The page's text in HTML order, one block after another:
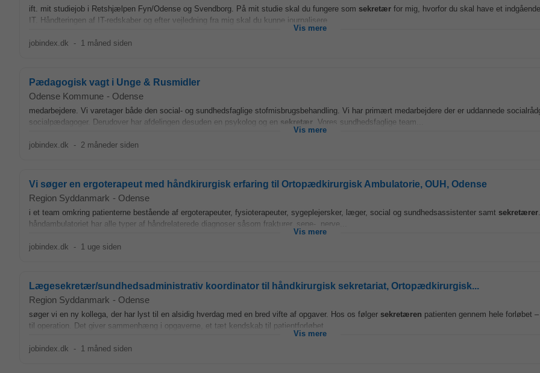
ift. mit studiejob i Retshjælpen Fyn/Odense og Svendborg. På mit studie skal du fungere som sekretær for mig, hvorfor du skal have et
IT. Håndteringen af IT-redskaber og efter vejledning fra mig skal du kunne journalisere...
Vis mere
jobindex.dk - 1 måned siden
Pædagogisk vagt i Unge & Rusmidler
Odense Kommune - Odense
medarbejdere. Vi varetager både den social- og sundhedsfaglige stofmisbrugsbehandling. Vi har primært medarbejdere der er uddannede
socialpædagoger. Derudover har afdelingen desuden en psykolog og en sekretær . Vores sundhedsfaglige team...
Vis mere
jobindex.dk - 2 måneder siden
Vi søger en ergoterapeut med håndkirurgisk erfaring til Ortopædkirurgisk Ambulatorie, OUH, Odense
Region Syddanmark - Odense
i et team omkring patienterne bestående af ergoterapeuter, fysioterapeuter, sygeplejersker, læger, social og sundhedsassistenter samt sekretærer
håndambulatoriet har alle typer af håndrelaterede diagnoser såsom frakturer, sene-, nerve...
Vis mere
jobindex.dk - 1 uge siden
Lægesekretær/sundhedsadministrativ koordinator til håndkirurgisk sekretariat, Ortopædkirurgisk...
Region Syddanmark - Odense
søger vi en ny kollega, der har lyst til en alsidig hverdag med en bred vifte af opgaver. Hos os følger sekretæren patienten gennem hele forløbet
til operation. Det giver sammenhæng i opgaverne, et tæt kendskab til patientforløbet...
Vis mere
jobindex.dk - 1 måned siden